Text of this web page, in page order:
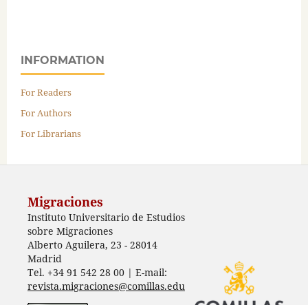
INFORMATION
For Readers
For Authors
For Librarians
Migraciones
Instituto Universitario de Estudios
sobre Migraciones
Alberto Aguilera, 23 - 28014
Madrid
Tel. +34 91 542 28 00 | E-mail:
revista.migraciones@comillas.edu